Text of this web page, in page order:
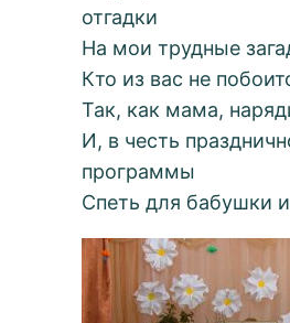
отгадки
На мои трудные
Кто из вас не
Так, как мама,
И, в честь
программы
Спеть для бабушки